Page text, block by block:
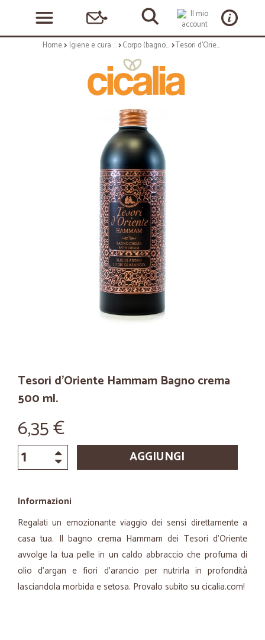
Home Igiene e cura personale Corpo (bagnoschiuma, crema corpo) Tesori d'Oriente Hammam Bagno crema 500 ml.
Tesori d'Oriente Hammam Bagno crema
500 ml.
6,35 €
AGGIUNGI
Informazioni
Regalati un emozionante viaggio dei sensi direttamente a
casa tua. Il bagno crema Hammam dei Tesori d’Oriente
avvolge la tua pelle in un caldo abbraccio che profuma di
olio d’argan e fiori d’arancio per nutrirla in profondità
lasciandola morbida e setosa. Provalo subito su cicalia.com!